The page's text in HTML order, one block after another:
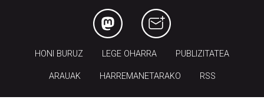
HONI BURUZ LEGE OHARRA PUBLIZITATEA
ARAUAK HARREMANETARAKO RSS